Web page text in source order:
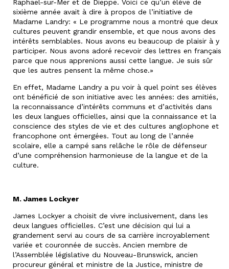
Raphael-sur-Mer et de Dieppe. Voici ce qu’un élève de
sixième année avait à dire à propos de l’initiative de
Madame Landry: « Le programme nous a montré que deux
cultures peuvent grandir ensemble, et que nous avons des
intérêts semblables. Nous avons eu beaucoup de plaisir à y
participer. Nous avons adoré recevoir des lettres en français
parce que nous apprenions aussi cette langue. Je suis sûr
que les autres pensent la même chose.»
En effet, Madame Landry a pu voir à quel point ses élèves
ont bénéficié de son initiative avec les années: des amitiés,
la reconnaissance d’intérêts communs et d’activités dans
les deux langues officielles, ainsi que la connaissance et la
conscience des styles de vie et des cultures anglophone et
francophone ont émergées. Tout au long de l’année
scolaire, elle a campé sans relâche le rôle de défenseur
d’une compréhension harmonieuse de la langue et de la
culture.
M. James Lockyer
James Lockyer a choisit de vivre inclusivement, dans les
deux langues officielles. C’est une décision qui lui a
grandement servi au cours de sa carrière incroyablement
variée et couronnée de succès. Ancien membre de
l’Assemblée législative du Nouveau-Brunswick, ancien
procureur général et ministre de la Justice, ministre de